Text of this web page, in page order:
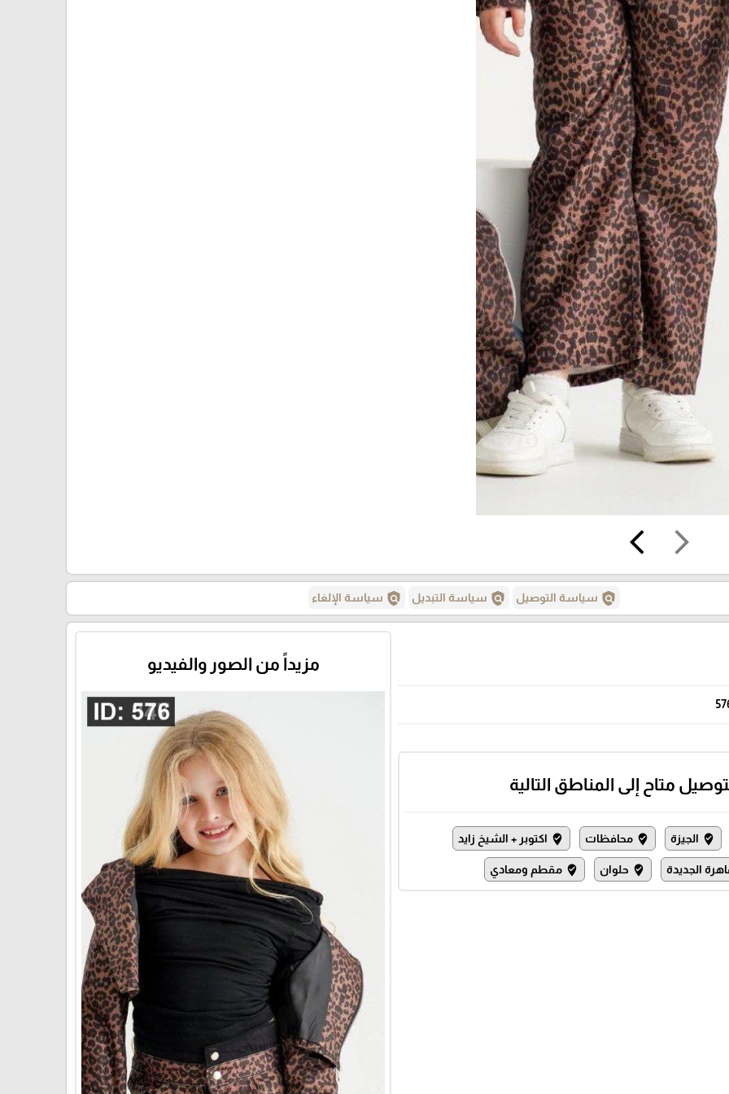
arrow_forward_ios
arrow_back_ios
policy سياسة التوصيل policy سياسة التبديل policy سياسة الإلغاء
متاح إلى المناطق التالية
where_to_vote الجيزة where_to_vote محافظات where_to_vote اكتوبر + الشيخ زايد
الجديدة where_to_vote حلوان where_to_vote مقطم ومعادي
مزيداً من الصور والفيديو